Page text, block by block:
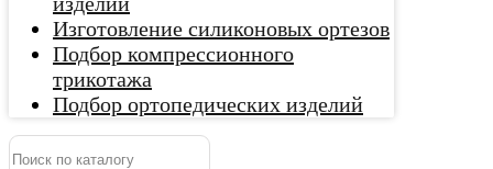
Изготовление силиконовых ортезов
Подбор компрессионного
трикотажа
Подбор ортопедических изделий